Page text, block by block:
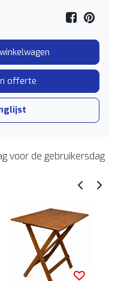
offerte
voor de gebruikersdag